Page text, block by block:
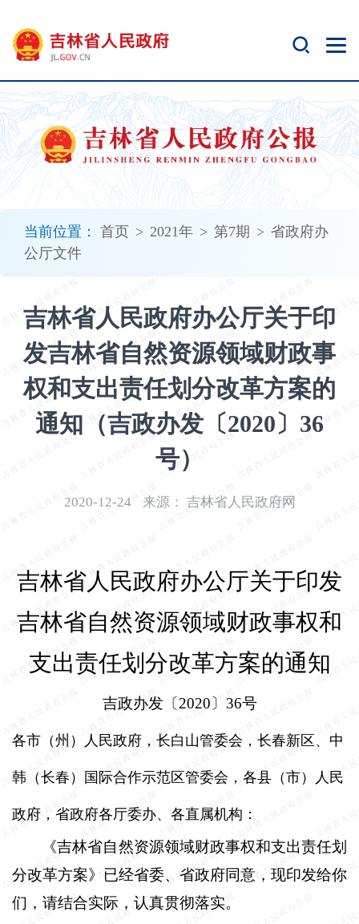
当前位置： 首页 > 2021年 > 第7期 > 省政府办
公厅文件
吉林省人民政府办公厅关于印
发吉林省自然资源领域财政事
权和支出责任划分改革方案的
通知（吉政办发〔2020〕36
号）
2020-12-24 来源： 吉林省人民政府网
吉林省人民政府办公厅关于印发
吉林省自然资源领域财政事权和
支出责任划分改革方案的通知
吉政办发〔2020〕 36号
各市（州）人民政府，长白山管委会，长春新区、中
韩（长春）国际合作示范区管委会，各县（市）人民
政府，省政府各厅委办、各直属机构：
《吉林省自然资源领域财政事权和支出责任划
分改革方案》已经省委、省政府同意，现印发给你
们，请结合实际，认真贯彻落实。
开
无
障
碍
说
明
加